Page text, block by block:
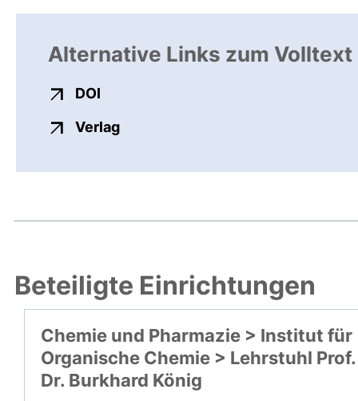
Alternative Links zum Volltext
DOI
Verlagexterner Link, öffnet neues
Beteiligte Einrichtungen
Chemie und Pharmazie > Institut für
Organische Chemie > Lehrstuhl Prof.
Dr. Burkhard König